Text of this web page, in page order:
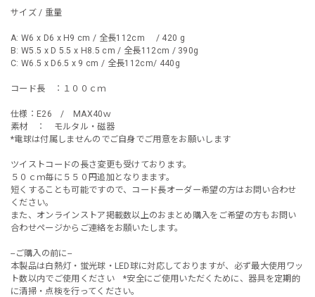
サイズ / 重量
A: W6 x D6 x H9 cm / 全長112cm / 420 g
B: W5.5 x D 5.5 x H8.5 cm / 全長112cm / 390g
C: W6.5 x D6.5 x 9 cm / 全長112cm/ 440g
コード長 ：１００ｃｍ
仕様：E26 / MAX40ｗ
素材 ： モルタル・磁器
*電球は付属しませんのでご自身でご用意をお願いします
ツイストコードの長さ変更も受けております。
５０ｃｍ毎に５５０円追加となりまます。
短くすることも可能ですので、コード長オーダー希望の方はお問い合わせ
ください。
また、オンラインストア掲載数以上のおまとめ購入をご希望の方もお問い
合わせページからご連絡をお願いたします。
--ご購入の前に--
本製品は白熱灯・蛍光球・LED球に対応しておりますが、必ず最大使用ワッ
ト数以内でご使用ください *安全にご使用いただくために、器具を定期的
に清掃・点検を行ってください。